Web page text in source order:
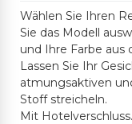
Wählen Sie Ihren
Sie das Modell
und Ihre Farbe aus
Lassen Sie Ihr
atmungsaktiven
Stoff streicheln.
Mit Hotelverschluss.